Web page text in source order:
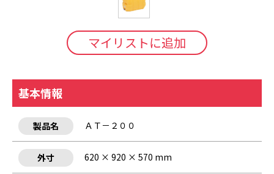
マイリストに追加
基本情報
製品名 ＡＴ－２００
外寸 620 × 920 × 570 mm